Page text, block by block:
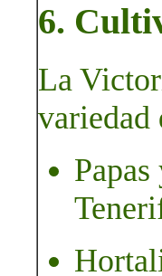
6.
La
variedad